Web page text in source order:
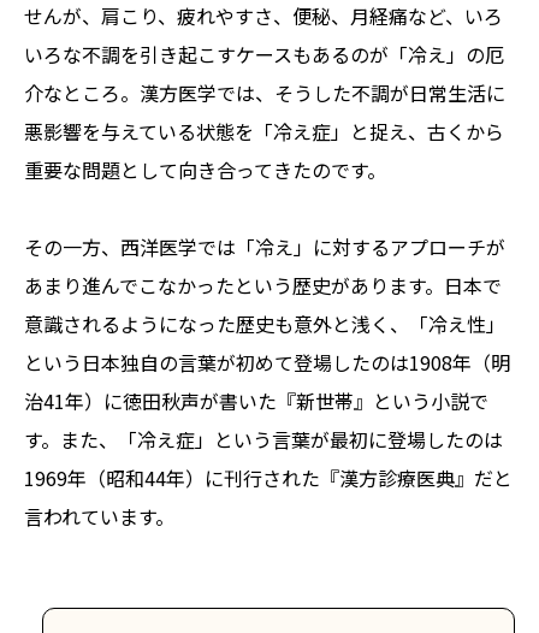
せんが、肩こり、疲れやすさ、便秘、月経痛など、いろ
いろな不調を引き起こすケースもあるのが「冷え」の厄
介なところ。漢方医学では、そうした不調が日常生活に
悪影響を与えている状態を「冷え症」と捉え、古くから
重要な問題として向き合ってきたのです。
その一方、西洋医学では「冷え」に対するアプローチが
あまり進んでこなかったという歴史があります。日本で
意識されるようになった歴史も意外と浅く、「冷え性」
という日本独自の言葉が初めて登場したのは1908年（明
治41年）に徳田秋声が書いた『新世帯』という小説で
す。また、「冷え症」という言葉が最初に登場したのは
1969年（昭和44年）に刊行された『漢方診療医典』だと
言われています。